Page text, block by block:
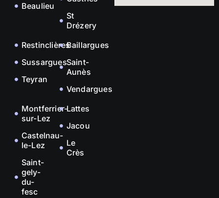
Beaulieu
St
Drézery
Restinclières
Sussargues
Teyran
Baillargues
Saint-
Aunès
Vendargues
Montferrier-
sur-Lez
Castelnau-
le-Lez
Saint-
gely-
du-
fesc
Lattes
Jacou
Le
Crès